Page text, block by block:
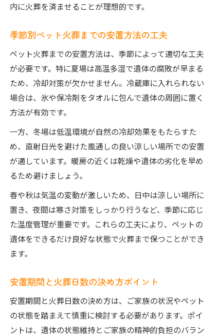
内に火葬を済ませることが理想的です。
季節別ペット火葬までの安置方法の工夫
ペット火葬までの安置方法は、季節によって適切な工夫
が必要です。特に夏場は高温多湿で遺体の腐敗が早まる
ため、冷却対策が欠かせません。冷蔵庫に入れられない
場合は、氷や保冷剤をタオルに包んで遺体の周囲に置く
方法が有効です。
一方、冬場は低温環境が自然の冷却効果をもたらすた
め、直射日光を避けた風通しの良い涼しい場所での安置
が適しています。暖房の近くは乾燥や遺体の劣化を早め
るため避けましょう。
春や秋は気温の変動が激しいため、日中は涼しい場所に
置き、夜間は寒さ対策をしっかり行うなど、季節に応じ
た温度管理が重要です。これらの工夫により、ペットの
遺体をできるだけ良好な状態で火葬まで保つことができ
ます。
安置期間と火葬日数の決め方ポイント
安置期間と火葬日数の決め方は、ご家族の状況やペット
の状態を踏まえて慎重に検討する必要があります。ポイ
ントは、遺体の状態維持とご家族の精神的負担のバラン